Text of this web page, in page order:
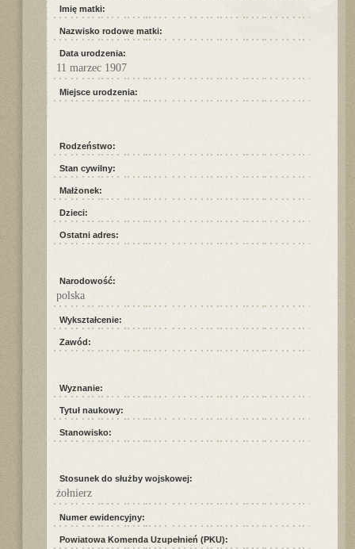
Imię matki:
Nazwisko rodowe matki:
Data urodzenia:
11 marzec 1907
Miejsce urodzenia:
Rodzeństwo:
Stan cywilny:
Małżonek:
Dzieci:
Ostatni adres:
Narodowość:
polska
Wykształcenie:
Zawód:
Wyznanie:
Tytuł naukowy:
Stanowisko:
Stosunek do służby wojskowej:
żołnierz
Numer ewidencyjny:
Powiatowa Komenda Uzupełnień (PKU):